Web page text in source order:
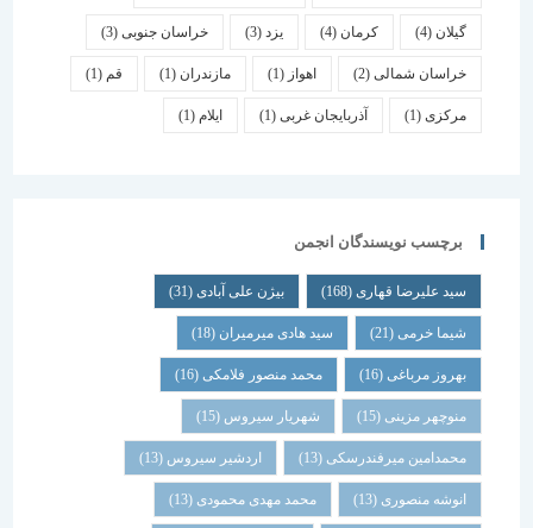
کرمان یزد خراسان جنوبی(3)
خراسان شمالی(2) اهواز مازندران(1) قم
(1) آذربایجان غربی(1) ایلام
برچسب نویسندگان انجمن
سید علیرضا قهاری(168) بیژن علی آبادی(31)
شیما خرمی(21) سید هادی میرمیران(18)
بهروز مرباغی (16) محمد منصور فلامکی (16)
منوچهر مزینی(15) شهریار سیروس(15)
محمدامین میرفندرسکی(13) اردشیر سیروس(13)
انوشه منصوری(13) محمد مهدی محمودی(13)